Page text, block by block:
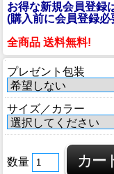
お得な新規会員登録
(購入前に会員登録必
全商品 送料無料!
プレゼント包装
サイズ／カラー
数量